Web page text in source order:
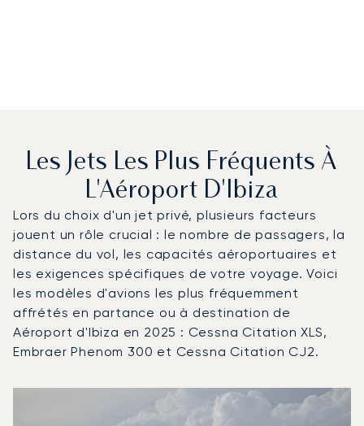
Les Jets Les Plus Fréquents À
L'Aéroport D'Ibiza
Lors du choix d'un jet privé, plusieurs facteurs
jouent un rôle crucial : le nombre de passagers, la
distance du vol, les capacités aéroportuaires et
les exigences spécifiques de votre voyage. Voici
les modèles d'avions les plus fréquemment
affrétés en partance ou à destination de
Aéroport d'Ibiza en 2025 : Cessna Citation XLS,
Embraer Phenom 300 et Cessna Citation CJ2.
Modèle d'aéronef
Mouvements en
Vitesse (km/h)
Vitesse (nœuds)